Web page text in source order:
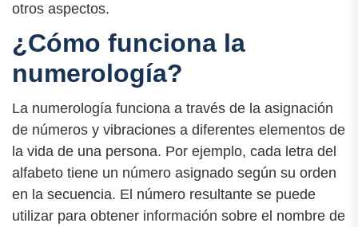
otros aspectos.
¿Cómo funciona la
numerología?
La numerología funciona a través de la asignación
de números y vibraciones a diferentes elementos de
la vida de una persona. Por ejemplo, cada letra del
alfabeto tiene un número asignado según su orden
en la secuencia. El número resultante se puede
utilizar para obtener información sobre el nombre de